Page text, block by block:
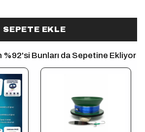
SEPETE EKLE
%92'si Bunları da Sepetine Ekliyor